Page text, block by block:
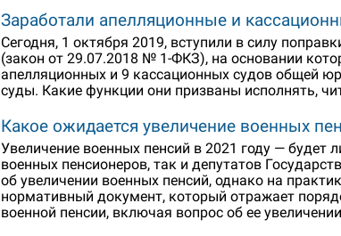
Заработали апелляционные и
Сегодня, 1 октября 2019, вступили в силу
(закон от 29.07.2018 № 1-ФКЗ), на основании
апелляционных и 9 кассационных судов общей
суды. Какие функции они призваны исполнять,
Какое ожидается увеличение военных
Увеличение военных пенсий в 2021 году —
военных пенсионеров, так и депутатов
об увеличении военных пенсий, однако на
нормативный документ, который отражает
военной пенсии, включая вопрос об ее